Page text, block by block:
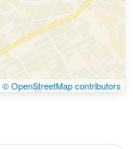
© OpenStreetMap contributors